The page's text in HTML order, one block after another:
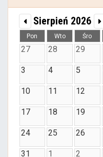
Sierpień 2026
Pon Wto Śro
27 28 29
3 4 5
10 11 12
17 18 19
24 25 26
31 1 2